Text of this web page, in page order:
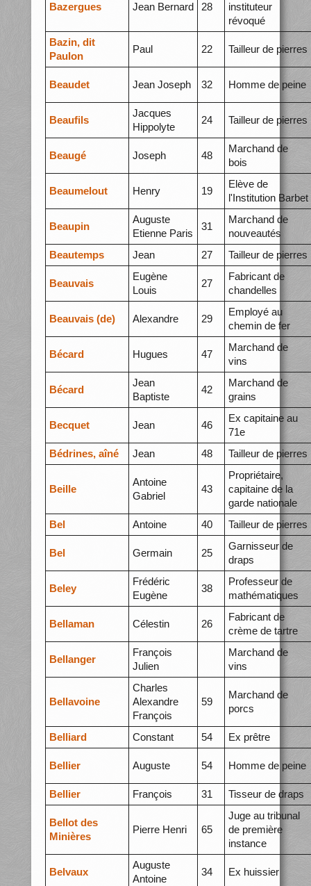
Bazergues Jean Bernard 28
instituteur
révoqué
Bazin, dit
Paulon
Paul 22 Tailleur de pierres
Beaudet Jean Joseph 32 Homme de peine
Beaufils
Jacques
Hippolyte
24 Tailleur de pierres
Beaugé Joseph 48
Marchand de
bois
Beaumelout Henry 19
Elève de
l'Institution Barbet
Beaupin
Auguste
Etienne Paris
31
Marchand de
nouveautés
Beautemps
Jean 27 Tailleur de pierres
Beauvais
Eugène
Louis
27
Fabricant de
chandelles
Beauvais (de) Alexandre 29
Employé au
chemin de fer
Bécard Hugues 47
Marchand de
vins
Bécard
Jean
Baptiste
42
Marchand de
grains
Becquet Jean 46
Ex capitaine au
71e
Bédrines, aîné
Jean 48 Tailleur de pierres
Beille
Antoine
Gabriel
43
Propriétaire,
capitaine de la
garde nationale
Bel
Antoine 40 Tailleur de pierres
Bel Germain 25
Garnisseur de
draps
Beley
Frédéric
Eugène
38
Professeur de
mathématiques
Bellaman Célestin 26
Fabricant de
crème de tartre
Bellanger
François
Julien
Marchand de
vins
Bellavoine
Charles
Alexandre
François
59
Marchand de
porcs
Belliard Constant 54 Ex prêtre
Bellier Auguste 54 Homme de peine
Bellier François 31 Tisseur de draps
Bellot des
Minières
Pierre Henri 65
Juge au tribunal
de première
instance
Belvaux
Auguste
Antoine
34 Ex huissier